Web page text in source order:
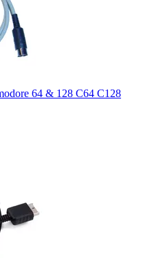
64 & 128 C64 C128